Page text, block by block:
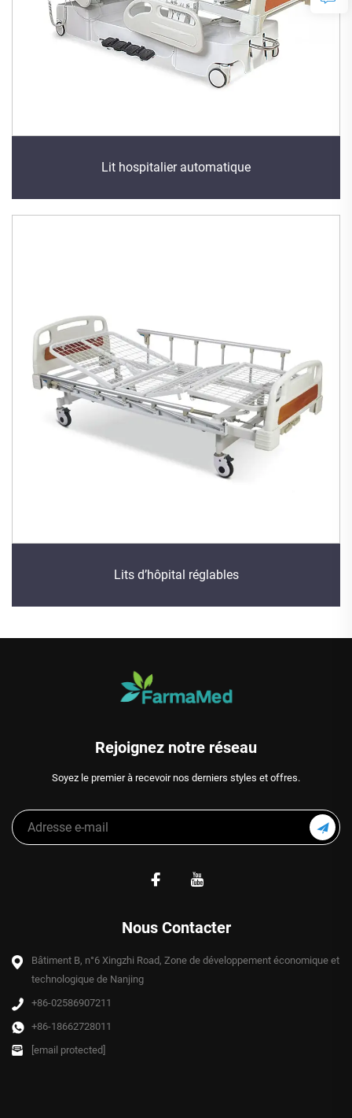
Lit hospitalier automatique
Lits d’hôpital réglables
Rejoignez notre réseau
Soyez le premier à recevoir nos derniers styles et offres.
Nous Contacter
Bâtiment B, n°6 Xingzhi Road, Zone de développement économique et
technologique de Nanjing
+86-02586907211
+86-18662728011
[email protected]